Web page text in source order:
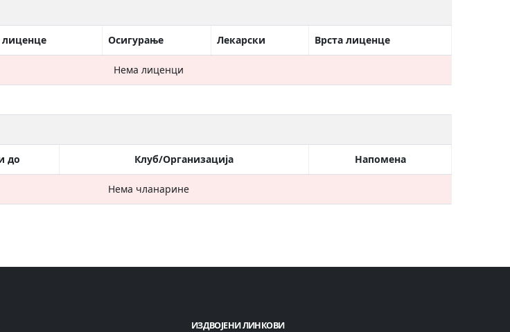
лиценце Осигурање Лекарски Врста лиценце
Нема лиценци
до Клуб/Организација Напомена
Нема чланарине
ИЗДВОЈЕНИ ЛИНКОВИ